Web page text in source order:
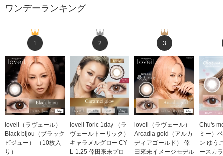
ワンデーランキング
1
loveil（ラヴェール）
Black bijou（ブラック
ビジュー） （10枚入
り）
2
loveil Toric 1day （ラ
ヴェールトーリック）
キャラメルグロー CY
L-1.25 倖田來未プロ
3
loveil（ラヴェール）
Arcadia gold（アルカ
ディアゴールド） 倖
田來未イメージモデル
Chu's
ミー）
ン ゆう
ースカ